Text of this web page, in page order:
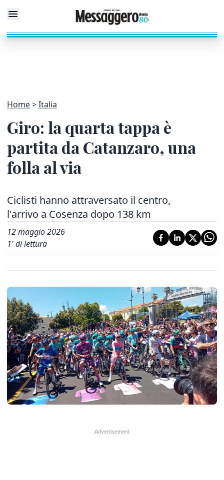
Home Italia
Giro: la quarta tappa è
partita da Catanzaro, una
folla al via
Ciclisti hanno attraversato il centro,
l'arrivo a Cosenza dopo 138 km
12 maggio 2026
1' di lettura